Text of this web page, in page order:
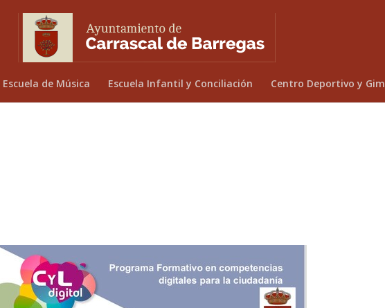
Escuela de Música Escuela Infantil y Conciliación Centro Deportivo y